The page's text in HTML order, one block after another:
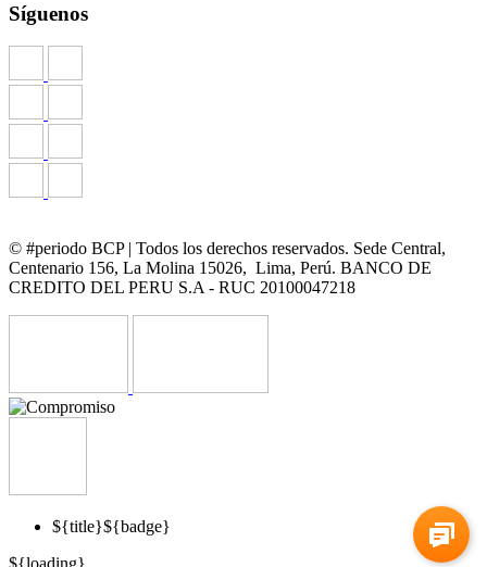
Síguenos
© #periodo BCP | Todos los derechos reservados. Sede Central,
Centenario 156, La Molina 15026, Lima, Perú. BANCO DE
CREDITO DEL PERU S.A - RUC 20100047218
${title}${badge}